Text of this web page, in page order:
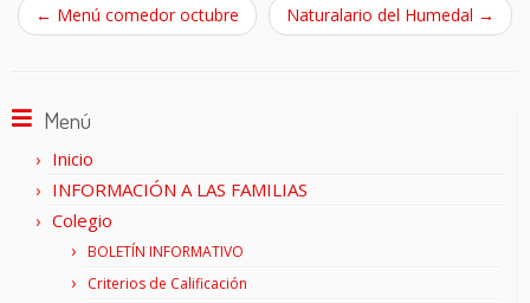
← Menú comedor octubre Naturalario del Humedal →
Menú
Inicio
INFORMACIÓN A LAS FAMILIAS
Colegio
BOLETÍN INFORMATIVO
Criterios de Calificación